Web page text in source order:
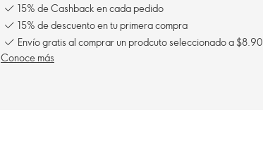
15% de Cashback en cada pedido
15% de descuento en tu primera compra
Envío gratis al comprar un prodcuto seleccionado a $8.90
Conoce más